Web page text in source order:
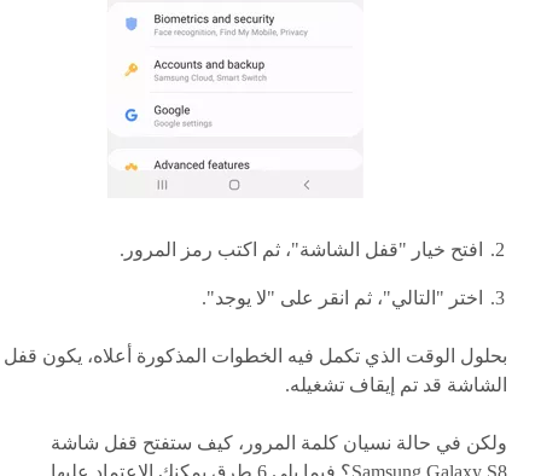
افتح خيار "قفل الشاشة"، ثم اكتب رمز المرور.
اختر "التالي"، ثم انقر على "لا يوجد".
بحلول الوقت الذي تكمل فيه الخطوات المذكورة أعلاه، يكون قفل
الشاشة قد تم إيقاف تشغيله.
ولكن في حالة نسيان كلمة المرور، كيف ستفتح قفل شاشة
Samsung Galaxy S8؟ فيما يلي 6 طرق يمكنك الاعتماد عليها.